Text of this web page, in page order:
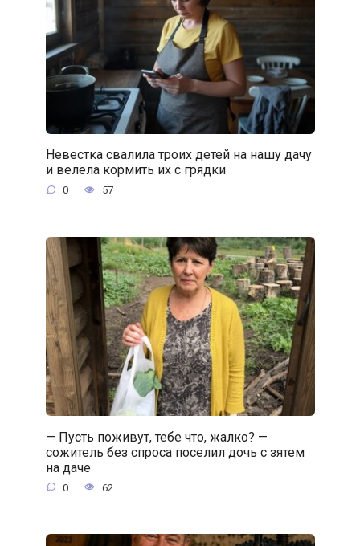
Невестка свалила троих детей на нашу дачу
и велела кормить их с грядки
0 57
— Пусть поживут, тебе что, жалко? —
сожитель без спроса поселил дочь с зятем
на даче
0 62